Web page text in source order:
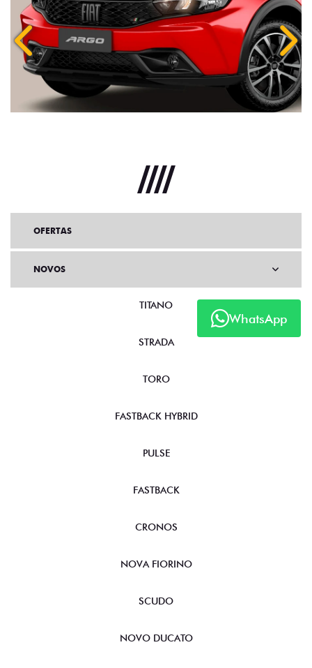
Anterior
WhatsApp
OFERTAS
NOVOS
TITANO
STRADA
TORO
FASTBACK HYBRID
PULSE
FASTBACK
CRONOS
NOVA FIORINO
SCUDO
NOVO DUCATO